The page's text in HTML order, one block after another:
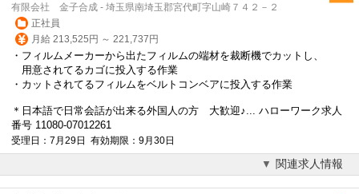
有限会社 金子合成 - 埼玉県南埼玉郡宮代町字山崎７４２－２
正社員
月給 213,525円 ～ 221,737円
・フィルムメーカーから出たフィルムの端材を裁断機でカットし、
用意されてるカゴに投入する作業
・カットされてるフィルムをベルトコンベアに投入する作業
＊日本語で日常会話が出来る外国人の方 大歓迎♪... ハローワーク求人
番号 11080-07012261
受理日：7月29日 有効期限：9月30日
関連求人情報